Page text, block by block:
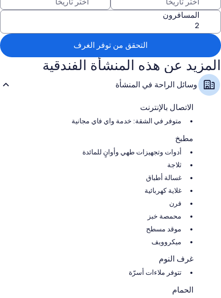
تشمل وسائل الراحة الأخرى:
حمامات مزودة بمجففات شعر وورق حمّام
دواليب/خزائن ملابس، ومطابخ، وثلاجات
المسافرون
التحقق من توفر الغرف
المزيد عن هذه المنشأة الفندقية
وسائل الراحة في المنشأة
الاتصال بالإنترنت
متوفر في الشقة: خدمة واي فاي مجانية
مطبخ
أدوات وتجهيزات طهي وأوانٍ للمائدة
ثلاجة
غسالة أطباق
غلاية كهربائية
فرن
محمصة خبز
موقد مسطح
ميكروويف
غرف النوم
تتوفر ملاءات أسرّة
الحمام